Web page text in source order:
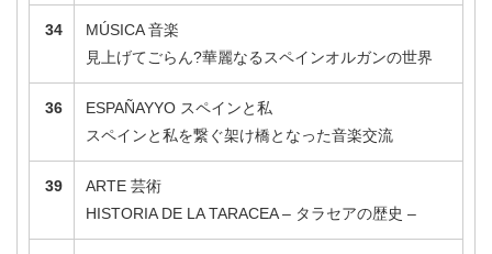
34
MÚSICA 音楽
見上げてごらん?華麗なるスペインオルガンの世界
36
ESPAÑAYYO スペインと私
スペインと私を繋ぐ架け橋となった音楽交流
39
ARTE 芸術
HISTORIA DE LA TARACEA – タラセアの歴史 –